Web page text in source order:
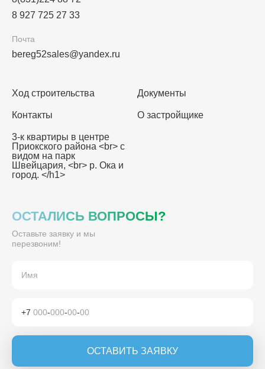
8 927 725 27 33
Почта
bereg52sales@yandex.ru
Ход строительства Документы
Контакты О застройщике
3-к квартиры в центре
Приокского района <br> с
видом на парк
Швейцария, <br> р. Ока и
город. </h1>
ОСТАЛИСЬ ВОПРОСЫ?
Оставьте заявку и мы
перезвоним!
+7 000-000-00-00
ОСТАВИТЬ ЗАЯВКУ